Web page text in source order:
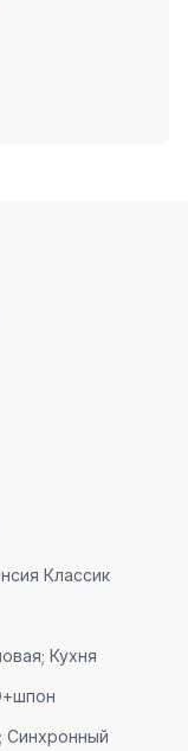
Классик
Кухня
Синхронный